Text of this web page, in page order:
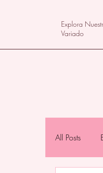
Explora
Variado
All Posts